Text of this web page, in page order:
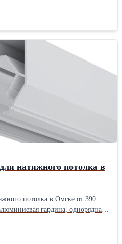
Изготовим за 1 день или
шины, световые линии,
15, АМ 1; - Предварительный
замер по городу. Звоните.
натяжного потолка в
потолка в Омске от 390
гардина, однорядная.
натяжного потолка и
подделки) от 125 руб.